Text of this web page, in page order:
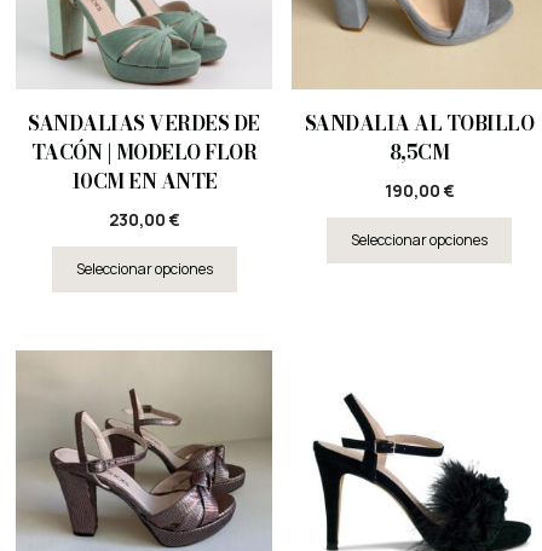
SANDALIAS VERDES DE
TACÓN | MODELO FLOR
10CM EN ANTE
230,00 €
Seleccionar opciones
SANDALIA AL TOBILLO
8,5CM
190,00 €
Seleccionar opciones